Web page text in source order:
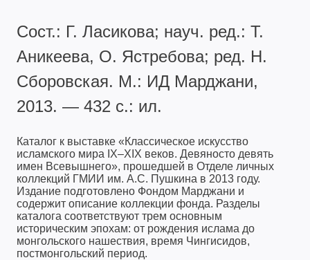
Сост.: Г. Ласикова; науч. ред.: Т.
Аникеева, О. Ястребова; ред. Н.
Сборовская. М.: ИД Марджани,
2013. — 432 с.: ил.
Каталог к выставке «Классическое искусство
исламского мира IX–XIX веков. Девяносто девять
имен Всевышнего», прошедшей в Отделе личных
коллекций ГМИИ им. А.С. Пушкина в 2013 году.
Издание подготовлено Фондом Марджани и
содержит описание коллекции фонда. Разделы
каталога соответствуют трем основным
историческим эпохам: от рождения ислама до
монгольского нашествия, время Чингисидов,
постмонгольский период.